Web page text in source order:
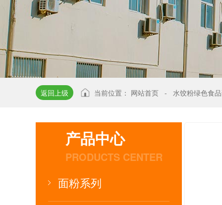
返回上级 当前位置： 网站首页 - 水饺粉绿色食
产品中心
PRODUCTS CENTER
面粉系列